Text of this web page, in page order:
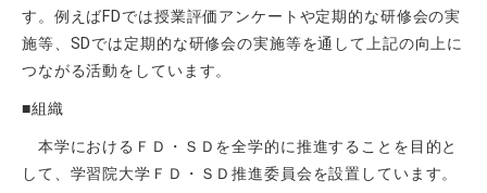
す。例えばFDでは授業評価アンケートや定期的な研修会の実
施等、SDでは定期的な研修会の実施等を通して上記の向上に
つながる活動をしています。
■組織
本学におけるＦＤ・ＳＤを全学的に推進することを目的と
して、学習院大学ＦＤ・ＳＤ推進委員会を設置しています。